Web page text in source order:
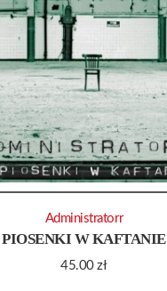
PIOSENKI W KAFTANIE
45.00zł
Administratorr